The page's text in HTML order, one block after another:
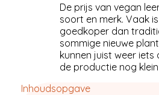
De prijs van vegan
soort en merk. Vaak
goedkoper dan
sommige nieuwe
kunnen juist weer
de productie nog klein
Inhoudsopgave